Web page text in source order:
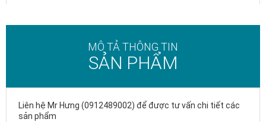
MÔ TẢ THÔNG TIN
SẢN PHẨM
Liên hệ Mr Hưng (0912489002) để được tư vấn chi tiết các
sản phẩm